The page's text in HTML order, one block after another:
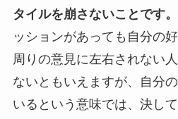
タイルを崩さないことです。
ッションがあっても自分の
周りの意見に左右されない
ないともいえますが、自分
いるという意味では、決し